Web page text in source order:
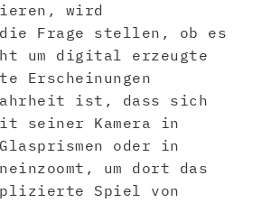
wird
Frage stellen, ob es
um digital erzeugte
Erscheinungen
ist, dass sich
seiner Kamera in
oder in
um dort das
Spiel von